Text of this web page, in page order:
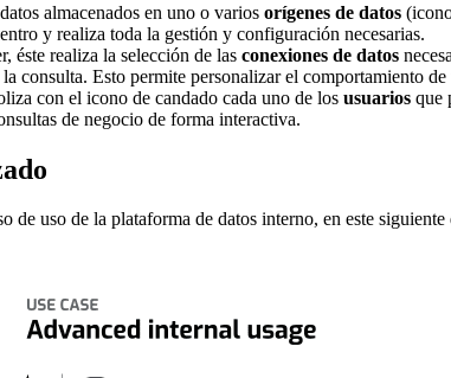
almacenados en uno o varios orígenes de datos
y realiza toda la gestión y configuración necesarias.
éste realiza la selección de las conexiones de datos
consulta. Esto permite personalizar el comportamiento
con el icono de candado cada uno de los usuarios que
de negocio de forma interactiva.
de uso de la plataforma de datos interno, en este